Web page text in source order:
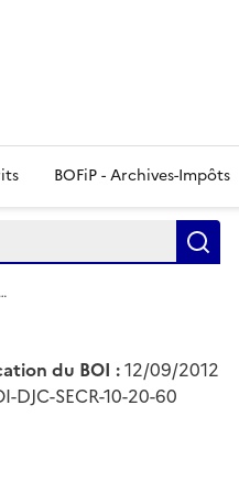
BOFiP - Archives-Impôts
du BOI :12/09/2012
DJC-SECR-10-20-60